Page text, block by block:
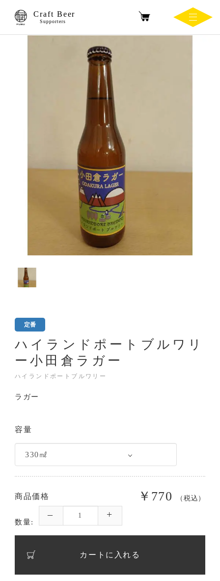
Craft Beer
Supporters
定番
ハイランドポートブルワリ
ー小田倉ラガー
ハイランドポートブルワリー
ラガー
容量
商品価格 ￥770 （税込）
数量:
カートに入れる